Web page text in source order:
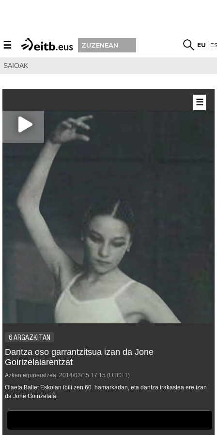
☰ ZUZENEAN EU
SAIOAK
6 ARGAZKITAN
Dantza oso garrantzitsua izan da Jone
Goirizelaiarentzat
Azken eguneratzea: 2014/03/15 17:15 (UTC+1)
Olaeta Ballet Eskolan ibili zen 60. hamarkadan, eta dantza irakaslea ere izan
da Jone Goirizelaia.
☰